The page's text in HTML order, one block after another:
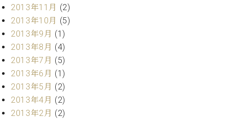
ビ
ス
(
調
律
)
フ
タ
ー
2013年11月 (2)
2013年10月 (5)
2013年9月 (1)
2013年8月 (4)
2013年7月 (5)
2013年6月 (1)
2013年5月 (2)
2013年4月 (2)
2013年2月 (2)